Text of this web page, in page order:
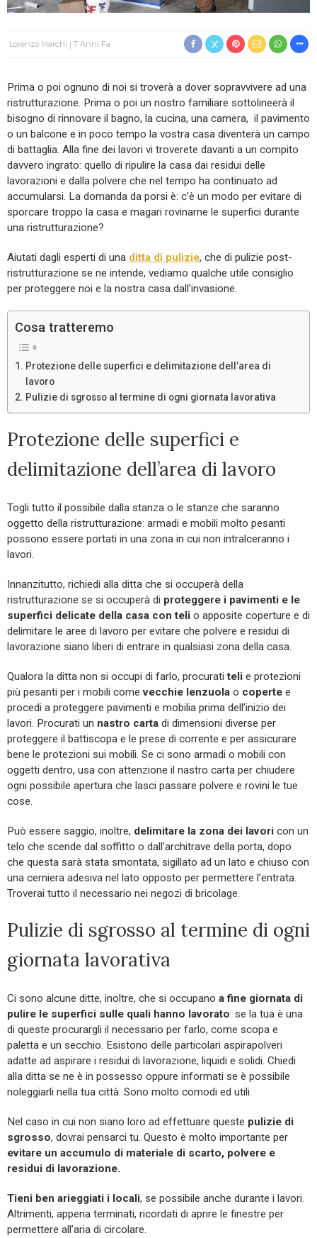
Lorenzo Marchi 7 Anni Fa
Prima o poi ognuno di noi si troverà a dover sopravvivere ad una
ristrutturazione. Prima o poi un nostro familiare sottolineerà il
bisogno di rinnovare il bagno, la cucina, una camera, il pavimento
o un balcone e in poco tempo la vostra casa diventerà un campo
di battaglia. Alla fine dei lavori vi troverete davanti a un compito
davvero ingrato: quello di ripulire la casa dai residui delle
lavorazioni e dalla polvere che nel tempo ha continuato ad
accumularsi. La domanda da porsi è: c’è un modo per evitare di
sporcare troppo la casa e magari rovinarne le superfici durante
una ristrutturazione?
Aiutati dagli esperti di una ditta di pulizie, che di pulizie post-
ristrutturazione se ne intende, vediamo qualche utile consiglio
per proteggere noi e la nostra casa dall’invasione.
Cosa tratteremo
Protezione delle superfici e delimitazione dell’area di
lavoro
Pulizie di sgrosso al termine di ogni giornata lavorativa
Protezione delle superfici e
delimitazione dell’area di lavoro
Togli tutto il possibile dalla stanza o le stanze che saranno
oggetto della ristrutturazione: armadi e mobili molto pesanti
possono essere portati in una zona in cui non intralceranno i
lavori.
Innanzitutto, richiedi alla ditta che si occuperà della
ristrutturazione se si occuperà di proteggere i pavimenti e le
superfici delicate della casa con teli o apposite coperture e di
delimitare le aree di lavoro per evitare che polvere e residui di
lavorazione siano liberi di entrare in qualsiasi zona della casa.
Qualora la ditta non si occupi di farlo, procuratiteli e protezioni
più pesanti per i mobili comevecchie lenzuola o coperte e
procedi a proteggere pavimenti e mobilia prima dell’inizio dei
lavori. Procurati un nastro carta di dimensioni diverse per
proteggere il battiscopa e le prese di corrente e per assicurare
bene le protezioni sui mobili. Se ci sono armadi o mobili con
oggetti dentro, usa con attenzione il nastro carta per chiudere
ogni possibile apertura che lasci passare polvere e rovini le tue
cose.
Può essere saggio, inoltre, delimitare la zona dei lavori con un
telo che scende dal soffitto o dall’architrave della porta, dopo
che questa sarà stata smontata, sigillato ad un lato e chiuso con
una cerniera adesiva nel lato opposto per permettere l’entrata.
Troverai tutto il necessario nei negozi di bricolage.
Pulizie di sgrosso al termine di ogni
giornata lavorativa
Ci sono alcune ditte, inoltre, che si occupano a fine giornata di
pulire le superfici sulle quali hanno lavorato: se la tua è una
di queste procurargli il necessario per farlo, come scopa e
paletta e un secchio. Esistono delle particolari aspirapolveri
adatte ad aspirare i residui di lavorazione, liquidi e solidi. Chiedi
alla ditta se ne è in possesso oppure informati se è possibile
noleggiarli nella tua città. Sono molto comodi ed utili.
Nel caso in cui non siano loro ad effettuare queste pulizie di
sgrosso, dovrai pensarci tu. Questo è molto importante per
evitare un accumulo di materiale di scarto, polvere e
residui di lavorazione.
Tieni ben arieggiati i locali, se possibile anche durante i lavori.
Altrimenti, appena terminati, ricordati di aprire le finestre per
permettere all’aria di circolare.